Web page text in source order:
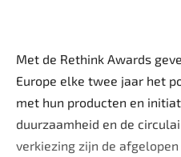
Met de Rethink Awards
Europe elke twee jaar het
met hun producten en
duurzaamheid en de
verkiezing zijn de